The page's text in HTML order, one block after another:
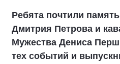
Ребята почтили
Дмитрия Петрова и
Мужества Дениса
тех событий и